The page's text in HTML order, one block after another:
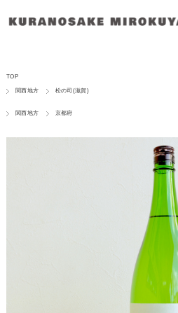
TOP
関西地方 松の司(滋賀)
関西地方 京都府